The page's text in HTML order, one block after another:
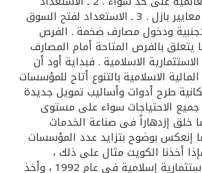
لتطبيقات ومتطلبات معايير بازل . 3 ـ الاستعداد لفتح السوق
ودخول مصارف ضخمة . الفرص
أما فيما يتعلق بالفرص المتاحة أمام المصارف
الاسلامية . فبداية أود أن
الاسلامية بالتنوع أتاح للمؤسسات
طرح أدوات وأساليب تمويل جديدة
الاحتياجات سواء على مستوى
خلق إزدهاراً فى صناعة الخدمات
إنعكس بوضوح بتزايد عدد المؤسسات
أخذنا الكويت مثال على ذلك ،
تأسست أول شركة إستثمارية إسلامية فى عام 1992 ، وأخذ